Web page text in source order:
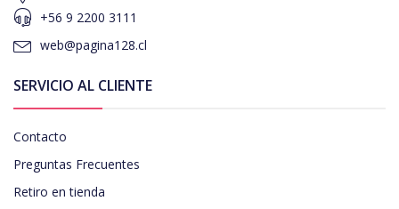
+56 9 2200 3111
web@pagina128.cl
SERVICIO AL CLIENTE
Contacto
Preguntas Frecuentes
Retiro en tienda